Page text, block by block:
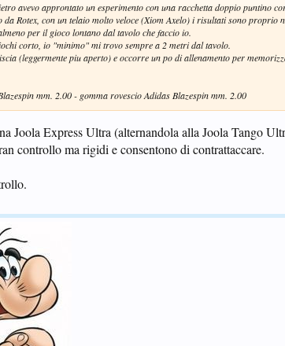
avevo approntato un esperimento con una racchetta doppio puntino
da Rotex, con un telaio molto veloce (Xiom Axelo) i risultati sono proprio
per il gioco lontano dal tavolo che faccio io.
corto, io "minimo" mi trovo sempre a 2 metri dal tavolo.
(leggermente piu aperto) e occorre un po di allenamento per
mm. 2.00 - gomma rovescio Adidas Blazespin mm. 2.00
Joola Express Ultra (alternandola alla Joola Tango
controllo ma rigidi e consentono di contrattaccare.